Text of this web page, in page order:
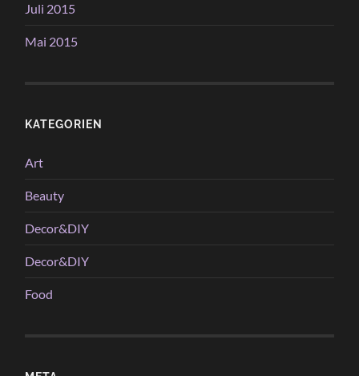
Juli 2015
Mai 2015
KATEGORIEN
Art
Beauty
Decor&DIY
Decor&DIY
Food